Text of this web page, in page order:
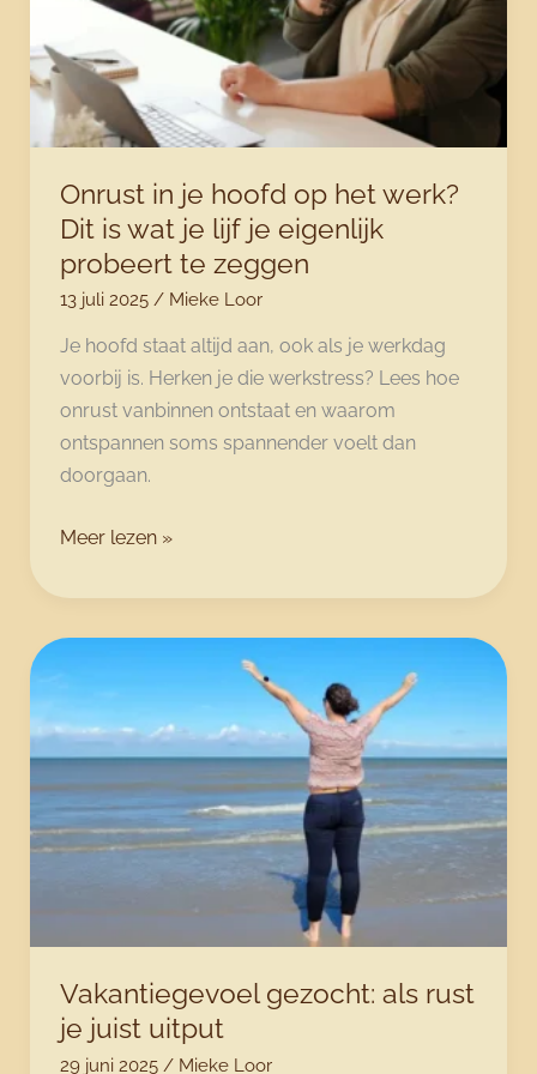
Onrust in je hoofd op het werk?
Dit is wat je lijf je eigenlijk
probeert te zeggen
13 juli 2025 / Mieke Loor
Je hoofd staat altijd aan, ook als je werkdag
voorbij is. Herken je die werkstress? Lees hoe
onrust vanbinnen ontstaat en waarom
ontspannen soms spannender voelt dan
doorgaan.
Onrust
je
hoofd
werk?
Dit
is
wat
je
probeert
te
zeggen
Meer lezen »
Vakantiegevoel gezocht: als rust
je juist uitput
29 juni 2025 / Mieke Loor